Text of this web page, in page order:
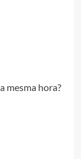
mesma hora?